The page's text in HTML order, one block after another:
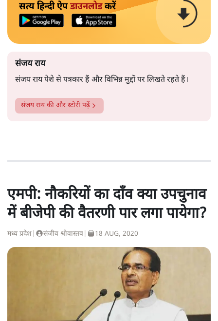
सत्य हिन्दी ऐपडाउनलोडकरें
संजय राय
संजय राय पेशे से पत्रकार हैं और विभिन्न मुद्दों पर लिखते रहते हैं।
संजय रायकी और स्टोरी पढ़ें
एमपी: नौकरियों का दाँव क्या उपचुनाव
में बीजेपी की वैतरणी पार लगा पायेगा?
मध्य प्रदेश संजीव श्रीवास्तव 18 AUG, 2020